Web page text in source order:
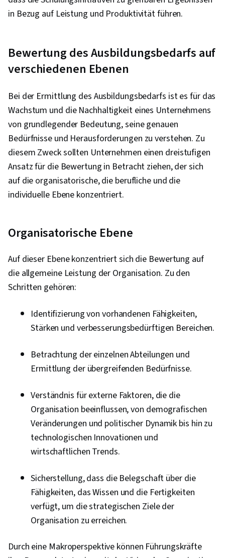
in Bezug auf Leistung und Produktivität führen.
Bewertung des Ausbildungsbedarfs auf
verschiedenen Ebenen
Bei der Ermittlung des Ausbildungsbedarfs ist es für das
Wachstum und die Nachhaltigkeit eines Unternehmens
von grundlegender Bedeutung, seine genauen
Bedürfnisse und Herausforderungen zu verstehen. Zu
diesem Zweck sollten Unternehmen einen dreistufigen
Ansatz für die Bewertung in Betracht ziehen, der sich
auf die organisatorische, die berufliche und die
individuelle Ebene konzentriert.
Organisatorische Ebene
Auf dieser Ebene konzentriert sich die Bewertung auf
die allgemeine Leistung der Organisation. Zu den
Schritten gehören:
Identifizierung von vorhandenen Fähigkeiten,
Stärken und verbesserungsbedürftigen Bereichen.
Betrachtung der einzelnen Abteilungen und
Ermittlung der übergreifenden Bedürfnisse.
Verständnis für externe Faktoren, die die
Organisation beeinflussen, von demografischen
Veränderungen und politischer Dynamik bis hin zu
technologischen Innovationen und
wirtschaftlichen Trends.
Sicherstellung, dass die Belegschaft über die
Fähigkeiten, das Wissen und die Fertigkeiten
verfügt, um die strategischen Ziele der
Organisation zu erreichen.
Durch eine Makroperspektive können Führungskräfte